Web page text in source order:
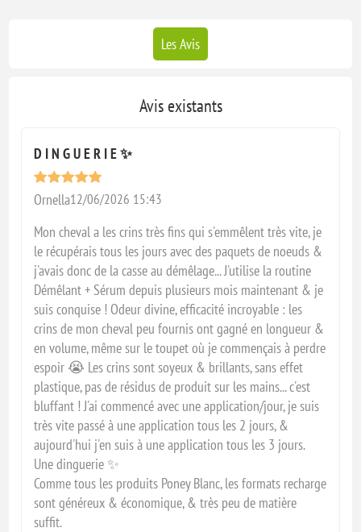
Les Avis
Avis existants
D I N G U E R I E ✨️
Ornella12/06/2026 15:43
Mon cheval a les crins très fins qui s'emmêlent très vite, je
le récupérais tous les jours avec des paquets de noeuds &
j'avais donc de la casse au démêlage... J'utilise la routine
Démêlant + Sérum depuis plusieurs mois maintenant & je
suis conquise ! Odeur divine, efficacité incroyable : les
crins de mon cheval peu fournis ont gagné en longueur &
en volume, même sur le toupet où je commençais à perdre
espoir 😭 Les crins sont soyeux & brillants, sans effet
plastique, pas de résidus de produit sur les mains... c'est
bluffant ! J'ai commencé avec une application/jour, je suis
très vite passé à une application tous les 2 jours, &
aujourd'hui j'en suis à une application tous les 3 jours.
Une dinguerie ✨️
Comme tous les produits Poney Blanc, les formats recharge
sont généreux & économique, & très peu de matière
suffit.